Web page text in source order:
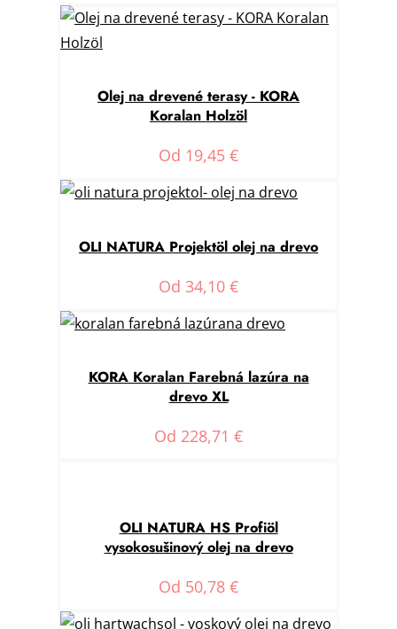
Olej na drevené terasy - KORA
Koralan Holzöl
Od 19,45 €
OLI NATURA Projektöl olej na drevo
Od 34,10 €
KORA Koralan Farebná lazúra na
drevo XL
Od 228,71 €
OLI NATURA HS Profiöl
vysokosušinový olej na drevo
Od 50,78 €